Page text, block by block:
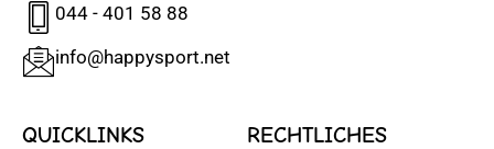
044 - 401 58 88
info@happysport.net
QUICKLINKS RECHTLICHES